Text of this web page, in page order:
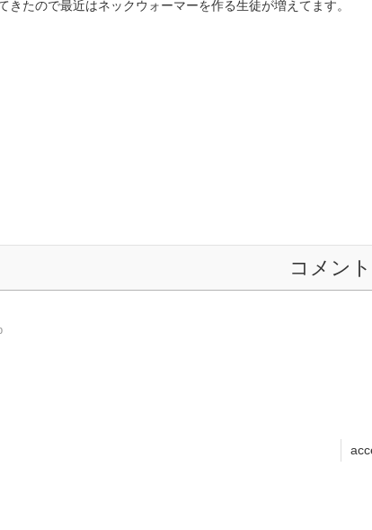
きたので最近はネックウォーマーを作る生徒が増えてます。
コメン